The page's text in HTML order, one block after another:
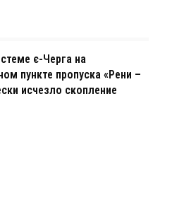
є-Черга на
пункте пропуска «Рени –
исчезло скопление